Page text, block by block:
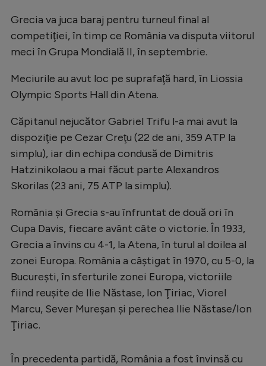
Gimnastică
Auto
Ciclism
JO 2024
JO 2026
Intră în cont
Creează cont
Grecia va juca baraj pentru turneul final al
competiţiei, în timp ce România va disputa viitorul
meci în Grupa Mondială II, în septembrie.
Meciurile au avut loc pe suprafaţă hard, în Liossia
Olympic Sports Hall din Atena.
Căpitanul nejucător Gabriel Trifu l-a mai avut la
dispoziţie pe Cezar Creţu (22 de ani, 359 ATP la
simplu), iar din echipa condusă de Dimitris
Hatzinikolaou a mai făcut parte Alexandros
Skorilas (23 ani, 75 ATP la simplu).
România şi Grecia s-au înfruntat de două ori în
Cupa Davis, fiecare avânt câte o victorie. În 1933,
Grecia a învins cu 4-1, la Atena, în turul al doilea al
zonei Europa. România a câştigat în 1970, cu 5-0, la
Bucureşti, în sferturile zonei Europa, victoriile
fiind reuşite de Ilie Năstase, Ion Ţiriac, Viorel
Marcu, Sever Mureşan şi perechea Ilie Năstase/Ion
Ţiriac.
În precedenta partidă, România a fost învinsă cu